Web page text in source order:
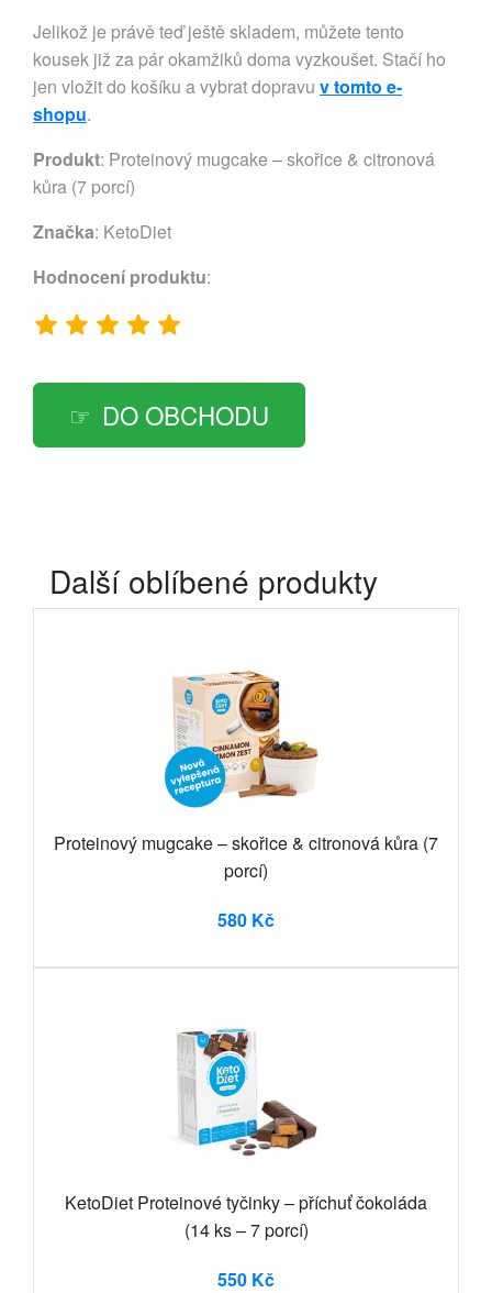
Jelikož je právě teď ještě skladem, můžete tento
kousek již za pár okamžiků doma vyzkoušet. Stačí ho
jen vložit do košíku a vybrat dopravu v tomto e-
shopu.
Produkt: Proteinový mugcake – skořice & citronová
kůra (7 porcí)
Značka: KetoDiet
Hodnocení produktu:
DO OBCHODU
Další oblíbené produkty
Proteinový mugcake – skořice & citronová kůra (7
porcí)
580 Kč
KetoDiet Proteinové tyčinky – příchuť čokoláda
(14 ks – 7 porcí)
550 Kč